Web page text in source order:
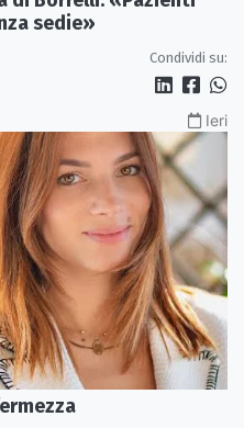
sedie»
Condividi su:
Ieri